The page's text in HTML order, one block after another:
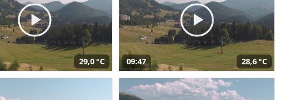
29,0 °C 09:47 28,6 °C